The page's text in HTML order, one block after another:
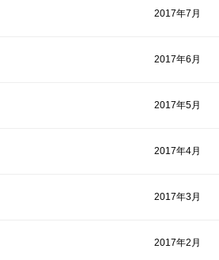
2017年7月
2017年6月
2017年5月
2017年4月
2017年3月
2017年2月